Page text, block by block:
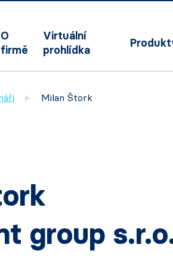
O
firmě
Virtuální
prohlídka
Milan Štork
group